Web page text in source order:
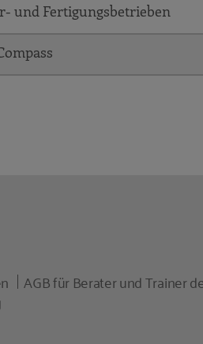
und Fertigungsbetrieben
AGB für Berater und Trainer